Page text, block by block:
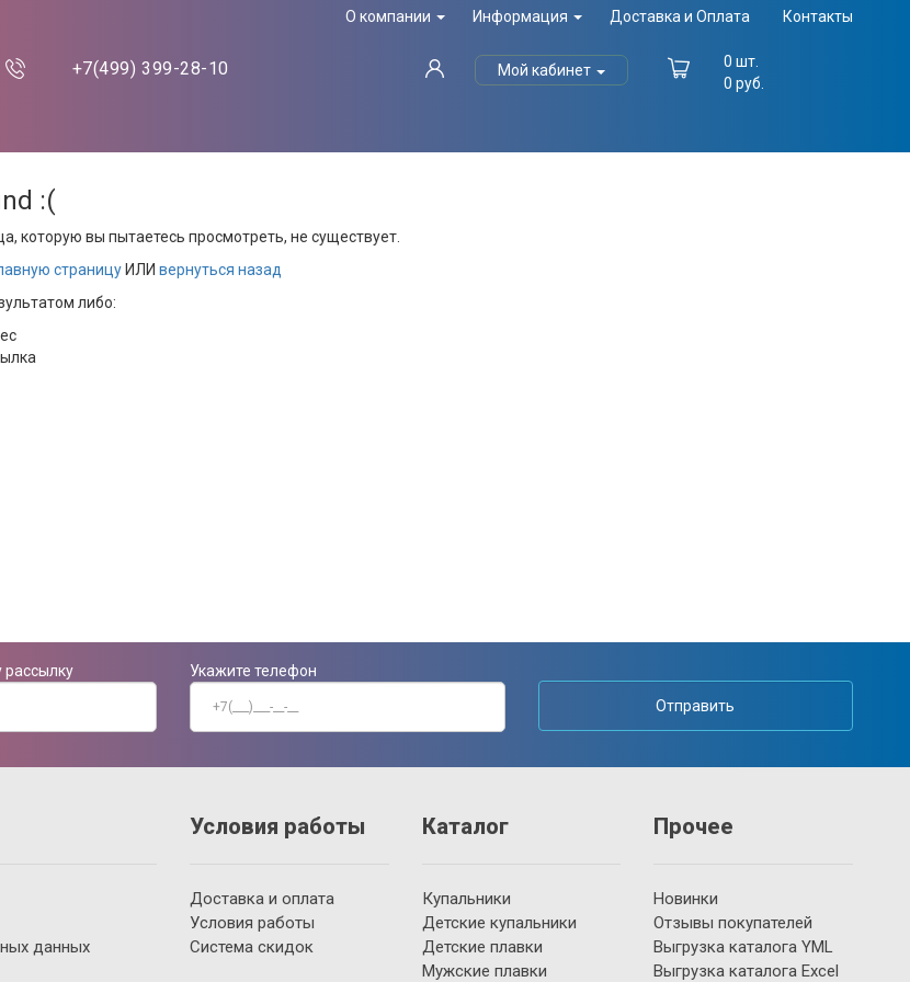
О компании Информация Доставка и Оплата Контакты
+7(499) 399-28-10 Мой кабинет
0 шт.
0 руб.
:(
которую вы пытаетесь просмотреть, не существует.
страницу ИЛИ вернуться назад
либо:
Укажите телефон
Отправить
данных
Условия работы
Доставка и оплата
Условия работы
Система скидок
Каталог
Купальники
Детские купальники
Детские плавки
Мужские плавки
Прочее
Новинки
Отзывы покупателей
Выгрузка каталога YML
Выгрузка каталога Excel